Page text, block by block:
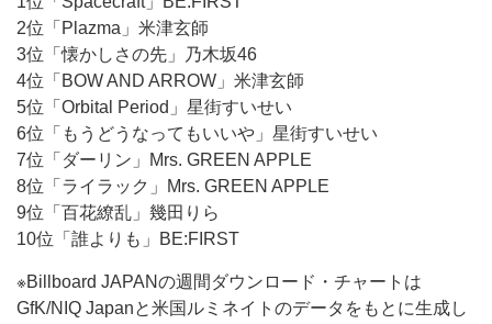
2位「Plazma」米津玄師
3位「懐かしさの先」乃木坂46
4位「BOW AND ARROW」米津玄師
5位「Orbital Period」星街すいせい
6位「もうどうなってもいいや」星街すいせい
7位「ダーリン」Mrs. GREEN APPLE
8位「ライラック」Mrs. GREEN APPLE
9位「百花繚乱」幾田りら
10位「誰よりも」BE:FIRST
※Billboard JAPANの週間ダウンロード・チャートは
GfK/NIQ Japanと米国ルミネイトのデータをもとに生成し